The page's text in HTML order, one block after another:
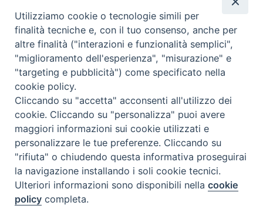
6.Prof_.ssa-Adriana-Valerio
6a.donne_e_mondo_protestante_Letizia-
Tomassone
@2022 - Istituto Superiore di Scienze Religiose di Milano, via
Cavalieri del Santo Sepolcro 3 - Milano
Utilizziamo cookie o tecnologie simili per
finalità tecniche e, con il tuo consenso, anche per
altre finalità ("interazioni e funzionalità semplici",
"miglioramento dell'esperienza", "misurazione" e
"targeting e pubblicità") come specificato nella
cookie policy.
Cliccando su "accetta" acconsenti all'utilizzo dei
cookie. Cliccando su "personalizza" puoi avere
maggiori informazioni sui cookie utilizzati e
personalizzare le tue preferenze. Cliccando su
"rifiuta" o chiudendo questa informativa proseguirai
la navigazione installando i soli cookie tecnici.
Ulteriori informazioni sono disponibili nellacookie
policy completa.